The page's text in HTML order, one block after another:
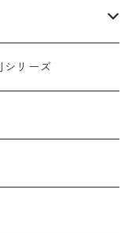
シリーズ